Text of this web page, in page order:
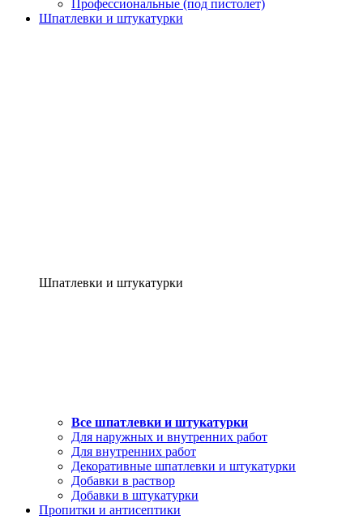
Профессиональные (под пистолет)
Шпатлевки и штукатурки
Шпатлевки и штукатурки
Все шпатлевки и штукатурки
Для наружных и внутренних работ
Для внутренних работ
Декоративные шпатлевки и штукатурки
Добавки в раствор
Добавки в штукатурки
Пропитки и антисептики